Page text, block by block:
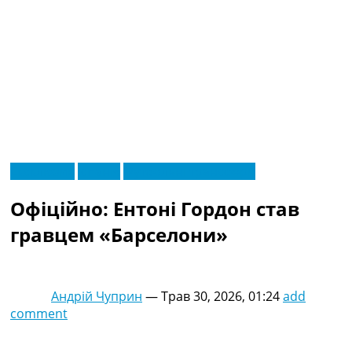
МенюНовини футболу
Відео
Новини футболу України
Конкурс прогнозів
Офіційно: Ентоні Гордон став
гравцем «Барселони»
Андрій Чуприн —Трав 30, 2026, 01:24add
comment